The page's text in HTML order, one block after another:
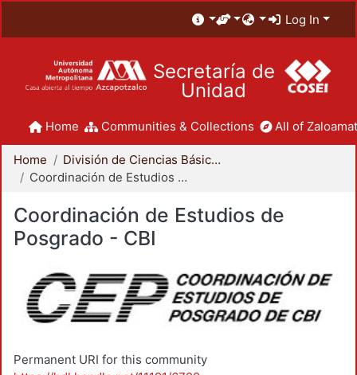
Log In
Secretaría de
Unidad
Home Communities & Collections All of
Home
División de Ciencias Básicas e Ingeniería
Coordinación de Estudios de Posgrado - CBI
Coordinación de Estudios de
Posgrado - CBI
Permanent URI for this community